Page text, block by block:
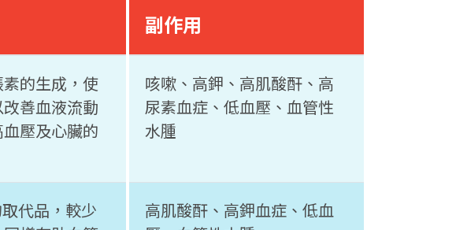
副作用
的生成，使
善血液流動
壓及心臟的
咳嗽、高鉀、高肌酸酐、高
尿素血症、低血壓、血管性
水腫
代品，較少
高肌酸酐、高鉀血症、低血